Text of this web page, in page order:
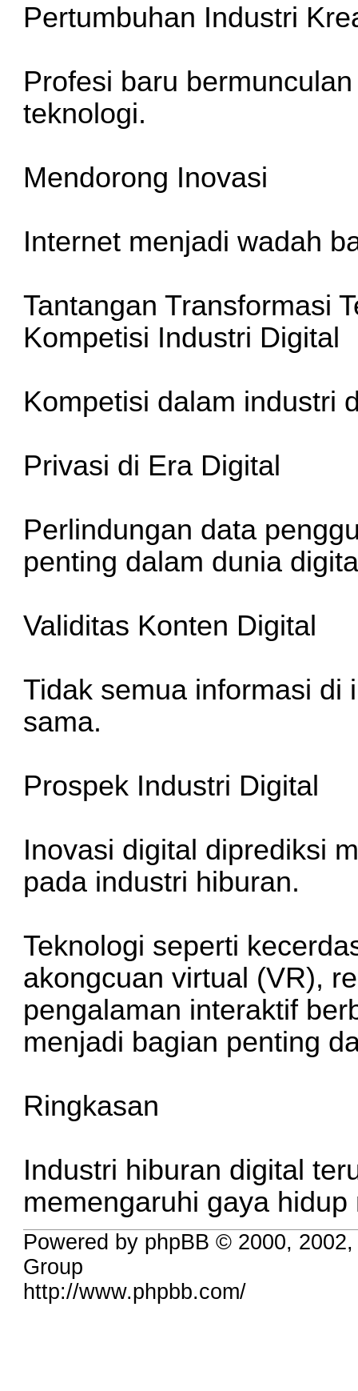
Pertumbuhan Industri
Profesi baru
teknologi.
Mendorong Inovasi
Internet menjadi wadah
Tantangan Transformasi
Kompetisi Industri Digital
Kompetisi dalam industri
Privasi di Era Digital
Perlindungan data
penting dalam dunia
Validitas Konten Digital
Tidak semua informasi di
sama.
Prospek Industri Digital
Inovasi digital diprediksi
pada industri hiburan.
Teknologi seperti
akongcuan virtual (VR),
pengalaman interaktif
menjadi bagian penting
Ringkasan
Industri hiburan digital
memengaruhi gaya
Powered by phpBB © 2000,
Group
http://www.phpbb.com/